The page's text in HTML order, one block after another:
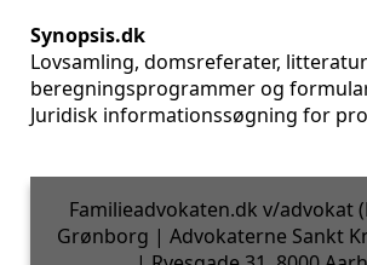
Synopsis.dk
Lovsamling, domsreferater,
beregningsprogrammer og
Juridisk informationssøgning for
Familieadvokaten.dk v/advokat
Grønborg | Advokaterne Sankt